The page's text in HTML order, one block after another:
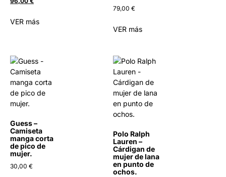
VER más
79,00 €
VER más
Guess –
Camiseta
manga corta
de pico de
mujer.
30,00 €
Polo Ralph
Lauren –
Cárdigan de
mujer de lana
en punto de
ochos.